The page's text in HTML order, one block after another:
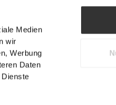
Medien
wir
Werbung
Daten